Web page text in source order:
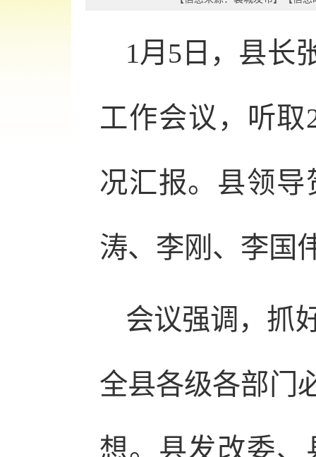
1月5日，县长
工作会议，听取
况汇报。县领
涛、李刚、李国
会议强调，抓
全县各级各部门
想。县发改委